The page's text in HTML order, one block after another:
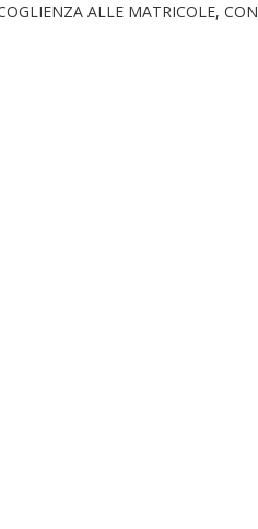
ALLE MATRICOLE, CON